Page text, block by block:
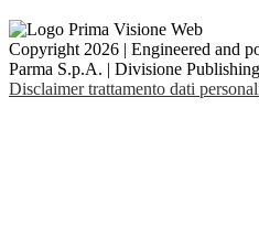
Copyright 2026 | Engineered and
Parma S.p.A. | Divisione
Disclaimer trattamento dati